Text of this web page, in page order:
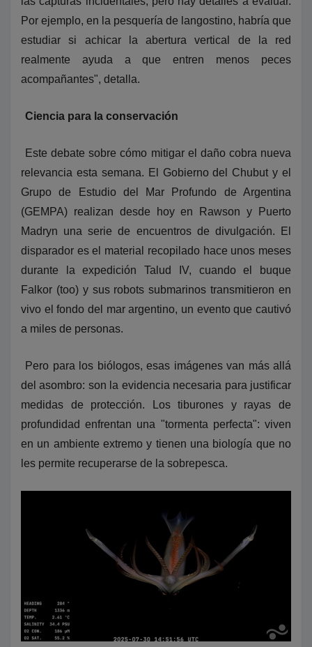
Por ejemplo, en la pesquería de langostino, habría que
estudiar si achicar la abertura vertical de la red
realmente ayuda a que entren menos peces
acompañantes", detalla.
Ciencia para la conservación
Este debate sobre cómo mitigar el daño cobra nueva
relevancia esta semana. El Gobierno del Chubut y el
Grupo de Estudio del Mar Profundo de Argentina
(GEMPA) realizan desde hoy en Rawson y Puerto
Madryn una serie de encuentros de divulgación. El
disparador es el material recopilado hace unos meses
durante la expedición Talud IV, cuando el buque
Falkor (too) y sus robots submarinos transmitieron en
vivo el fondo del mar argentino, un evento que cautivó
a miles de personas.
Pero para los biólogos, esas imágenes van más allá
del asombro: son la evidencia necesaria para justificar
medidas de protección. Los tiburones y rayas de
profundidad enfrentan una "tormenta perfecta": viven
en un ambiente extremo y tienen una biología que no
les permite recuperarse de la sobrepesca.